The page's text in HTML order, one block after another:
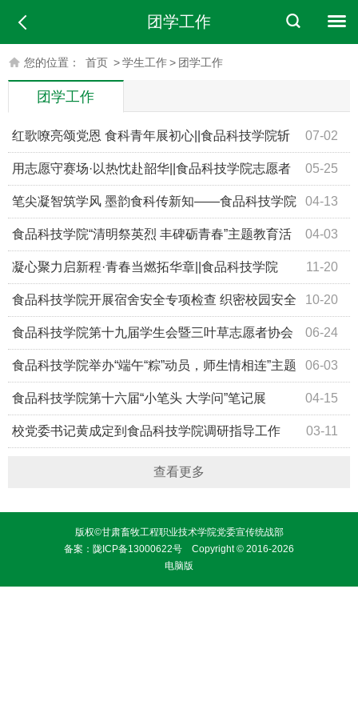
团学工作
您的位置： 首页 >学生工作> 团学工作
团学工作
07-02
红歌嘹亮颂党恩 食科青年展初心||食品科技学院斩
获建党105周年合唱比赛二等奖 05-25
用志愿守赛场·以热忱赴韶华||食品科技学院志愿者
全力护航学校运动会 04-13
笔尖凝智筑学风 墨韵食科传新知——食品科技学院
第十七届“小笔头 大学问”笔记展圆满落幕 04-03
食品科技学院“清明祭英烈 丰碑砺青春”主题教育活
动 11-20
凝心聚力启新程·青春当燃拓华章||食品科技学院
2025年联谊晚会 10-20
食品科技学院开展宿舍安全专项检查 织密校园安全
防护网 06-24
食品科技学院第十九届学生会暨三叶草志愿者协会
换届选举大会圆满举行 06-03
食品科技学院举办“端午“粽”动员，师生情相连”主题
系列活动 04-15
食品科技学院第十六届“小笔头 大学问”笔记展
03-11
校党委书记黄成定到食品科技学院调研指导工作
查看更多
版权©甘肃畜牧工程职业技术学院党委宣传统战部
备案： 陇ICP备13000622号 Copyright © 2016-2026
电脑版